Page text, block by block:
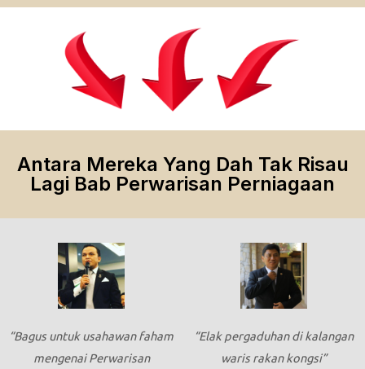
Antara Mereka Yang Dah Tak Risau
Lagi Bab Perwarisan Perniagaan
“Bagus untuk usahawan faham
mengenai Perwarisan
“Elak pergaduhan di kalangan
waris rakan kongsi”